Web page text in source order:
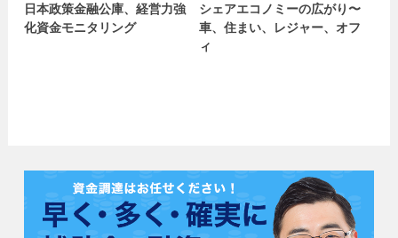
日本政策金融公庫、経営力強
化資金モニタリング
シェアエコノミーの広がり〜
車、住まい、レジャー、オフ
ィ